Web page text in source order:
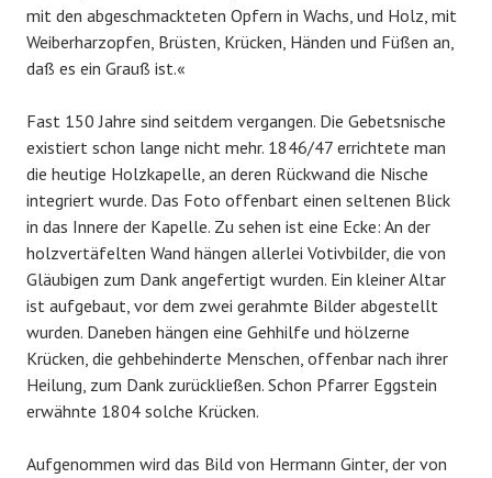
mit den abgeschmackteten Opfern in Wachs, und Holz, mit
Weiberharzopfen, Brüsten, Krücken, Händen und Füßen an,
daß es ein Grauß ist.«
Fast 150 Jahre sind seitdem vergangen. Die Gebetsnische
existiert schon lange nicht mehr. 1846/47 errichtete man
die heutige Holzkapelle, an deren Rückwand die Nische
integriert wurde. Das Foto offenbart einen seltenen Blick
in das Innere der Kapelle. Zu sehen ist eine Ecke: An der
holzvertäfelten Wand hängen allerlei Votivbilder, die von
Gläubigen zum Dank angefertigt wurden. Ein kleiner Altar
ist aufgebaut, vor dem zwei gerahmte Bilder abgestellt
wurden. Daneben hängen eine Gehhilfe und hölzerne
Krücken, die gehbehinderte Menschen, offenbar nach ihrer
Heilung, zum Dank zurückließen. Schon Pfarrer Eggstein
erwähnte 1804 solche Krücken.
Aufgenommen wird das Bild von Hermann Ginter, der von